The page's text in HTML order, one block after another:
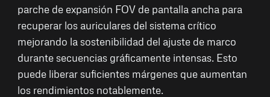
parche de expansión FOV de pantalla ancha para
recuperar los auriculares del sistema crítico
mejorando la sostenibilidad del ajuste de marco
durante secuencias gráficamente intensas. Esto
puede liberar suficientes márgenes que aumentan
los rendimientos notablemente.